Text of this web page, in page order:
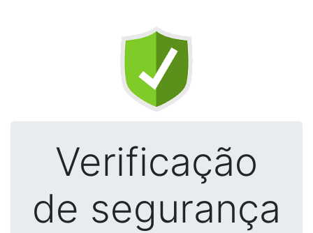
Verificação
de segurança